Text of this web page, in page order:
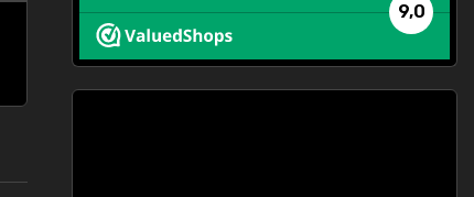
9,0